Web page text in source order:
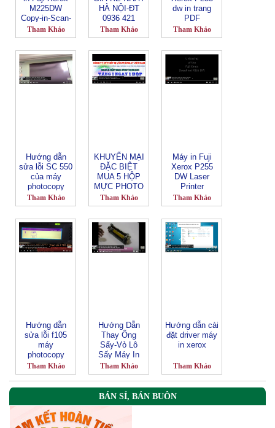
M225DW
Copy-in-Scan-
Wifi-Duplex-
Network
Tham Khảo
HÀ NỘI-ĐT
0936 421
376/0948 086
088
Tham Khảo
dw in trang
PDF
Tham Khảo
Hướng dẫn
sửa lỗi SC 550
của máy
photocopy
ricoh MP 6000
Tham Khảo
KHUYẾN MẠI
ĐẶC BIỆT
MUA 5 HỘP
MỰC PHOTO
RICOH TẶNG
1 HỘP
Tham Khảo
Máy in Fuji
Xerox P255
DW Laser
Printer
Tham Khảo
Hướng dẫn
sửa lỗi f105
máy
photocopy
toshiba
Tham Khảo
Hướng Dẫn
Thay Ống
Sấy-Vỏ Lô
Sấy Máy In
HP 4250
Tham Khảo
Hướng dẫn cài
đặt driver máy
in xerox
Tham Khảo
BÁN SỈ, BÁN BUÔN